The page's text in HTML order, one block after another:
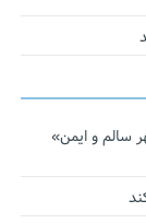
و ایمن»